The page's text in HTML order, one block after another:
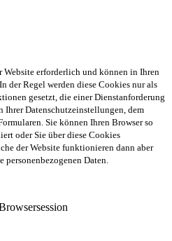
erforderlich und können in Ihren
der Regel werden diese Cookies nur als
gesetzt, die einer Dienstanforderung
Ihrer Datenschutzeinstellungen, dem
Sie können Ihren Browser so
oder Sie über diese Cookies
der Website funktionieren dann aber
personenbezogenen Daten.